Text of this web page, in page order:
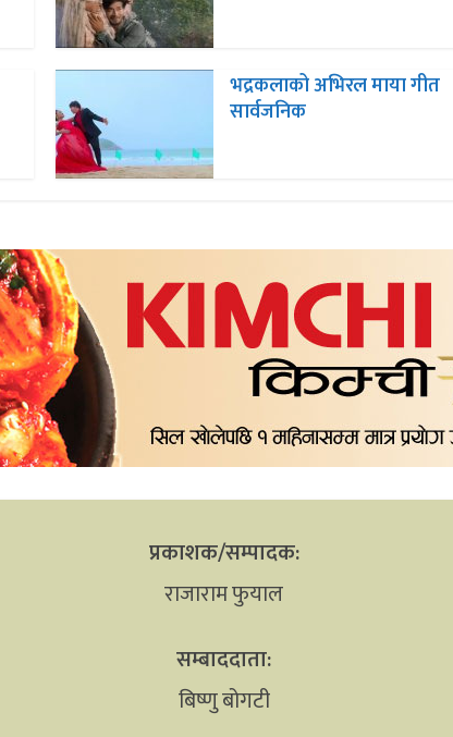
भद्रकलाको अभिरल माया गीत
सार्वजनिक
प्रकाशक/सम्पादक:
राजाराम फुयाल
सम्बाददाता:
बिष्णु बोगटी